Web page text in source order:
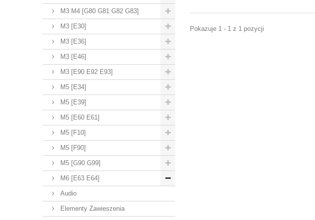
M3 M4 [G80 G81 G82 G83]
M3 [E30]
M3 [E36]
M3 [E46]
M3 [E90 E92 E93]
M5 [E34]
M5 [E39]
M5 [E60 E61]
M5 [F10]
M5 [F90]
M5 [G90 G99]
M6 [E63 E64]
Audio
Elementy Zawieszenia
Pokazuje 1 - 1 z 1 pozycji